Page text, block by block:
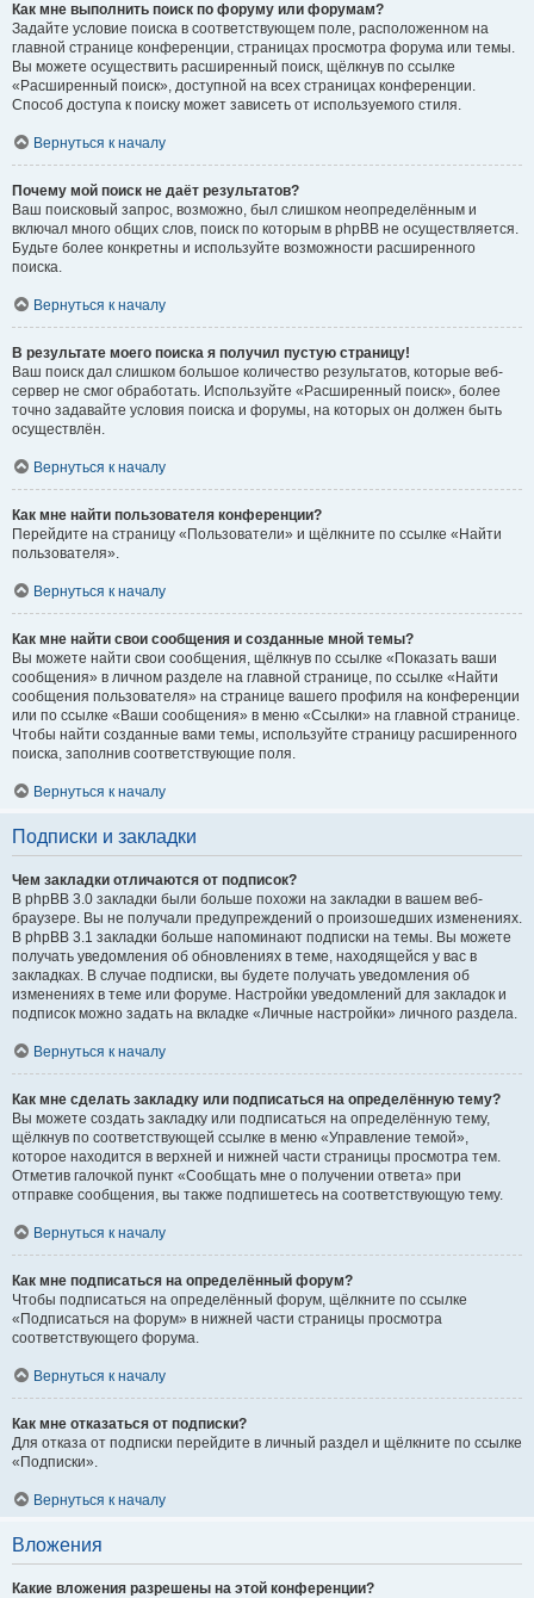
Как мне выполнить поиск по форуму или форумам?
Задайте условие поиска в соответствующем поле, расположенном на
главной странице конференции, страницах просмотра форума или темы.
Вы можете осуществить расширенный поиск, щёлкнув по ссылке
«Расширенный поиск», доступной на всех страницах конференции.
Способ доступа к поиску может зависеть от используемого стиля.
Вернуться к началу
Почему мой поиск не даёт результатов?
Ваш поисковый запрос, возможно, был слишком неопределённым и
включал много общих слов, поиск по которым в phpBB не осуществляется.
Будьте более конкретны и используйте возможности расширенного
поиска.
Вернуться к началу
В результате моего поиска я получил пустую страницу!
Ваш поиск дал слишком большое количество результатов, которые веб-
сервер не смог обработать. Используйте «Расширенный поиск», более
точно задавайте условия поиска и форумы, на которых он должен быть
осуществлён.
Вернуться к началу
Как мне найти пользователя конференции?
Перейдите на страницу «Пользователи» и щёлкните по ссылке «Найти
пользователя».
Вернуться к началу
Как мне найти свои сообщения и созданные мной темы?
Вы можете найти свои сообщения, щёлкнув по ссылке «Показать ваши
сообщения» в личном разделе на главной странице, по ссылке «Найти
сообщения пользователя» на странице вашего профиля на конференции
или по ссылке «Ваши сообщения» в меню «Ссылки» на главной странице.
Чтобы найти созданные вами темы, используйте страницу расширенного
поиска, заполнив соответствующие поля.
Вернуться к началу
Подписки и закладки
Чем закладки отличаются от подписок?
В phpBB 3.0 закладки были больше похожи на закладки в вашем веб-
браузере. Вы не получали предупреждений о произошедших изменениях.
В phpBB 3.1 закладки больше напоминают подписки на темы. Вы можете
получать уведомления об обновлениях в теме, находящейся у вас в
закладках. В случае подписки, вы будете получать уведомления об
изменениях в теме или форуме. Настройки уведомлений для закладок и
подписок можно задать на вкладке «Личные настройки» личного раздела.
Вернуться к началу
Как мне сделать закладку или подписаться на определённую тему?
Вы можете создать закладку или подписаться на определённую тему,
щёлкнув по соответствующей ссылке в меню «Управление темой»,
которое находится в верхней и нижней части страницы просмотра тем.
Отметив галочкой пункт «Сообщать мне о получении ответа» при
отправке сообщения, вы также подпишетесь на соответствующую тему.
Вернуться к началу
Как мне подписаться на определённый форум?
Чтобы подписаться на определённый форум, щёлкните по ссылке
«Подписаться на форум» в нижней части страницы просмотра
соответствующего форума.
Вернуться к началу
Как мне отказаться от подписки?
Для отказа от подписки перейдите в личный раздел и щёлкните по ссылке
«Подписки».
Вернуться к началу
Вложения
Какие вложения разрешены на этой конференции?